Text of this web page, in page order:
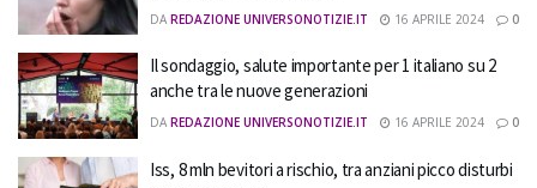
DA REDAZIONE UNIVERSONOTIZIE.IT 16 APRILE 2024 0
Il sondaggio, salute importante per 1 italiano su 2
anche tra le nuove generazioni
DA REDAZIONE UNIVERSONOTIZIE.IT 16 APRILE 2024 0
Iss, 8 mln bevitori a rischio, tra anziani picco disturbi